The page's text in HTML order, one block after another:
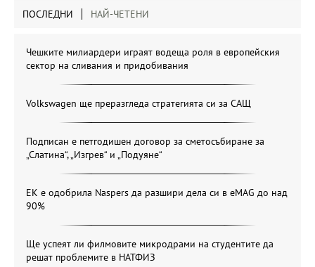
ПОСЛЕДНИ НАЙ-ЧЕТЕНИ
Чешките милиардери играят водеща роля в европейския
сектор на сливания и придобивания
Volkswagen ще преразгледа стратегията си за САЩ
Подписан е петгодишен договор за сметосъбиране за
„Слатина“, „Изгрев“ и „Подуяне“
ЕК е одобрила Naspers да разшири дела си в eMAG до над
90%
Ще успеят ли филмовите микродрами на студентите да
решат проблемите в НАТФИЗ